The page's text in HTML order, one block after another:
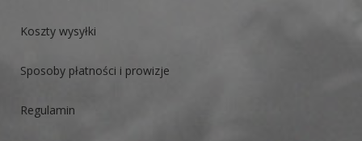
Koszty wysyłki
Sposoby płatności i prowizje
Regulamin